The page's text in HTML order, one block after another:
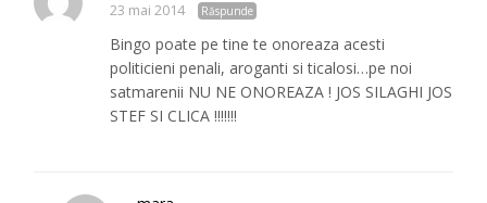
23 mai 2014 Răspunde
Bingo poate pe tine te onoreaza acesti
politicieni penali, aroganti si ticalosi…pe noi
satmarenii NU NE ONOREAZA ! JOS SILAGHI JOS
STEF SI CLICA !!!!!!!